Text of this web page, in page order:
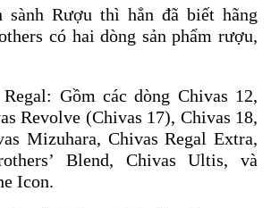
sành Rượu thì hẳn đã biết hãng
có hai dòng sản phẩm rượu,
Gồm các dòng Chivas 12,
Revolve (Chivas 17), Chivas 18,
Mizuhara, Chivas Regal Extra,
Blend, Chivas Ultis, và
Icon.